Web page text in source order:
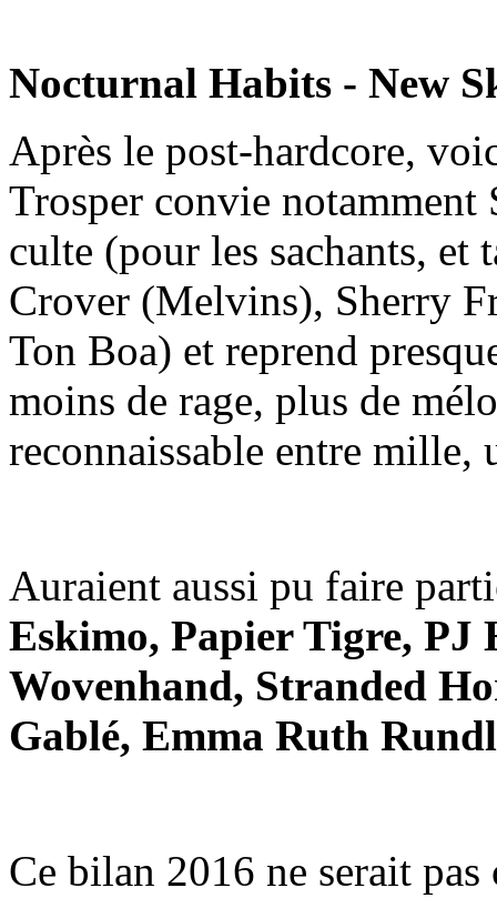
Nocturnal Habits - New
Après le post-hardcore,
Trosper convie notamment
culte (pour les sachants, et
Crover (Melvins), Sherry
Ton Boa) et reprend
moins de rage, plus de
reconnaissable entre mille,
Auraient aussi pu faire
Eskimo, Papier Tigre,
Wovenhand, Stranded
Gablé, Emma Ruth
Ce bilan 2016 ne serait